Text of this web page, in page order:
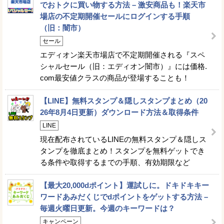
でおトクに買い物する方法 – 激安商品も！楽天市
場店の不定期開催セールにログインする手順
（旧：闇市）
セール
エディオン楽天市場店で不定期開催される『スペ
シャルセール（旧：エディオン闇市）』には価格.
com最安値クラスの商品が登場することも！
【LINE】無料スタンプ＆隠しスタンプまとめ（20
26年8月4日更新）ダウンロード方法＆取得条件
LINE
現在配布されているLINEの無料スタンプ＆隠しス
タンプを徹底まとめ！スタンプを無料ゲットでき
る条件や取得するまでの手順、有効期限など
【最大20,000dポイント】運試しに。ドキドキキー
ワードあみだくじでdポイントをゲットする方法 –
毎週火曜日更新。今週のキーワードは？
キャンペーン